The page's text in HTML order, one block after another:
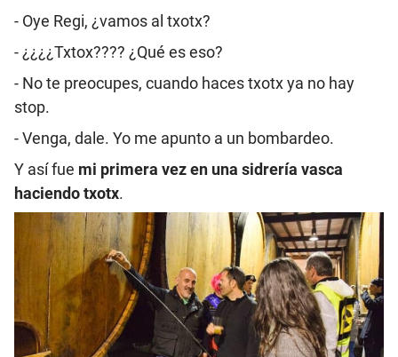
- Oye Regi, ¿vamos al txotx?
- ¿¿¿¿Txtox???? ¿Qué es eso?
- No te preocupes, cuando haces txotx ya no hay
stop.
- Venga, dale. Yo me apunto a un bombardeo.
Y así fue mi primera vez en una sidrería vasca
haciendo txotx.